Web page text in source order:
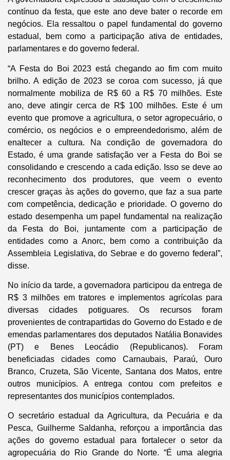
contínuo da festa, que este ano deve bater o recorde em
negócios. Ela ressaltou o papel fundamental do governo
estadual, bem como a participação ativa de entidades,
parlamentares e do governo federal.
“A Festa do Boi 2023 está chegando ao fim com muito
brilho. A edição de 2023 se coroa com sucesso, já que
normalmente mobiliza de R$ 60 a R$ 70 milhões. Este
ano, deve atingir cerca de R$ 100 milhões. Este é um
evento que promove a agricultura, o setor agropecuário, o
comércio, os negócios e o empreendedorismo, além de
enaltecer a cultura. Na condição de governadora do
Estado, é uma grande satisfação ver a Festa do Boi se
consolidando e crescendo a cada edição. Isso se deve ao
reconhecimento dos produtores, que veem o evento
crescer graças às ações do governo, que faz a sua parte
com competência, dedicação e prioridade. O governo do
estado desempenha um papel fundamental na realização
da Festa do Boi, juntamente com a participação de
entidades como a Anorc, bem como a contribuição da
Assembleia Legislativa, do Sebrae e do governo federal”,
disse.
No início da tarde, a governadora participou da entrega de
R$ 3 milhões em tratores e implementos agrícolas para
diversas cidades potiguares. Os recursos foram
provenientes de contrapartidas do Governo do Estado e de
emendas parlamentares dos deputados Natália Bonavides
(PT) e Benes Leocádio (Republicanos). Foram
beneficiadas cidades como Carnaubais, Paraú, Ouro
Branco, Cruzeta, São Vicente, Santana dos Matos, entre
outros municípios. A entrega contou com prefeitos e
representantes dos municípios contemplados.
O secretário estadual da Agricultura, da Pecuária e da
Pesca, Guilherme Saldanha, reforçou a importância das
ações do governo estadual para fortalecer o setor da
agropecuária do Rio Grande do Norte. “É uma alegria